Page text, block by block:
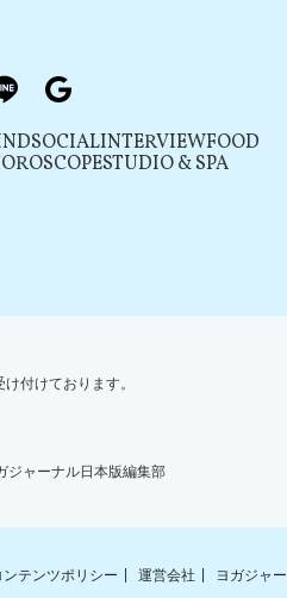
line
SOCIALINTERVIEWFOOD
STUDIO & SPA
付けております。
ャーナル日本版編集部
ンテンツポリシー 運営会社 ヨガジャ